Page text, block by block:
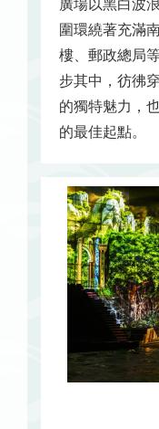
廣場以黑白波
圍環繞著充滿
樓、郵政總局
步其中，彷彿
的獨特魅力，
的最佳起點。